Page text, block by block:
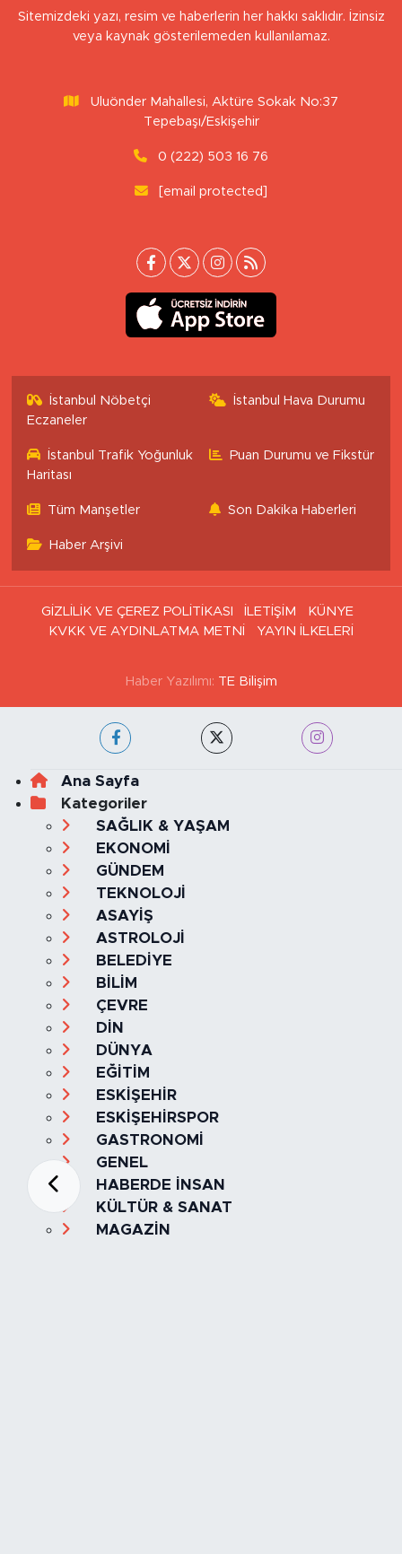
Sitemizdeki yazı, resim ve haberlerin her hakkı saklıdır. İzinsiz
veya kaynak gösterilemeden kullanılamaz.
Uluönder Mahallesi, Aktüre Sokak No:37
Tepebaşı/Eskişehir
0 (222) 503 16 76
[email protected]
İstanbul Nöbetçi
Eczaneler
İstanbul Hava Durumu
İstanbul Trafik Yoğunluk
Haritası
Puan Durumu ve Fikstür
Tüm Manşetler Son Dakika Haberleri
Haber Arşivi
GİZLİLİK VE ÇEREZ POLİTİKASI İLETİŞİM
KÜNYE
KVKK VE AYDINLATMA METNİ
YAYIN İLKELERİ
Haber Yazılımı: TE Bilişim
Ana Sayfa
Kategoriler
SAĞLIK & YAŞAM
EKONOMİ
GÜNDEM
TEKNOLOJİ
ASAYİŞ
ASTROLOJİ
BELEDİYE
BİLİM
ÇEVRE
DİN
DÜNYA
EĞİTİM
ESKİŞEHİR
ESKİŞEHİRSPOR
GASTRONOMİ
GENEL
HABERDE İNSAN
KÜLTÜR & SANAT
MAGAZİN